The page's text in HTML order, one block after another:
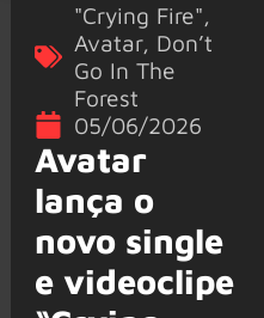
"Crying Fire",
Avatar, Don’t
Go In The
Forest
05/06/2026
Avatar
lança o
novo single
e videoclipe